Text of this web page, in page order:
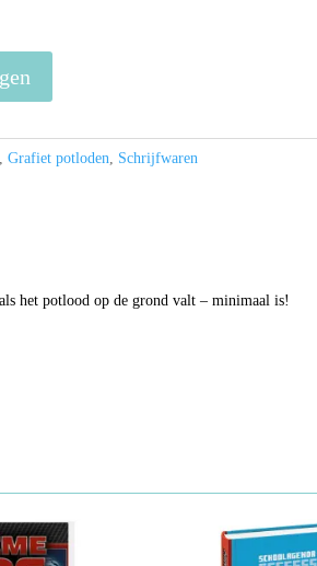
,Grafiet potloden Schrijfwaren
het potlood op de grond valt – minimaal is!